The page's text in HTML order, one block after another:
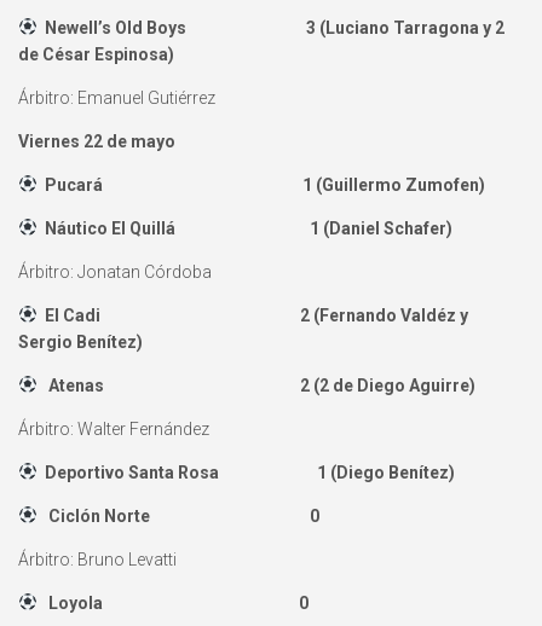
Newell’s Old Boys 3 (Luciano Tarragona y 2
de César Espinosa)
Árbitro: Emanuel Gutiérrez
Viernes 22 de mayo
Pucará 1 (Guillermo Zumofen)
Náutico El Quillá 1 (Daniel Schafer)
Árbitro: Jonatan Córdoba
El Cadi 2 (Fernando Valdéz y
Sergio Benítez)
Atenas 2 (2 de Diego Aguirre)
Árbitro: Walter Fernández
Deportivo Santa Rosa 1 (Diego Benítez)
Ciclón Norte 0
Árbitro: Bruno Levatti
Loyola 0